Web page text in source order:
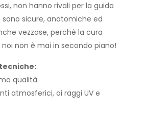
non hanno rivali per la guida
sicure, anatomiche ed
vezzose, perchè la cura
non è mai in secondo piano!
qualità
atmosferici, ai raggi UV e